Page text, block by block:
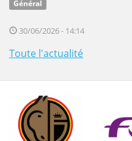
Général
30/06/2026 - 14:14
Toute l'actualité